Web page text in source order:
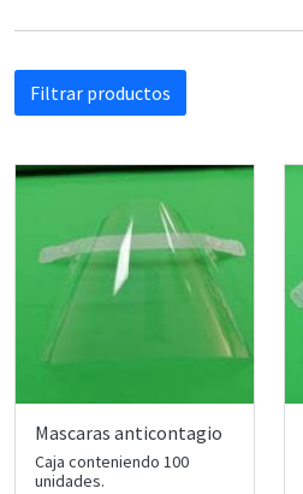
Filtrar productos
Mascaras anticontagio
Caja conteniendo 100
unidades.